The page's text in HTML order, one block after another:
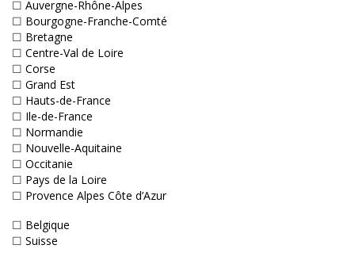
☐ Auvergne-Rhône-Alpes
☐ Bourgogne-Franche-Comté
☐ Bretagne
☐ Centre-Val de Loire
☐ Corse
☐ Grand Est
☐ Hauts-de-France
☐ Ile-de-France
☐ Normandie
☐ Nouvelle-Aquitaine
☐ Occitanie
☐ Pays de la Loire
☐ Provence Alpes Côte d’Azur
☐ Belgique
☐ Suisse